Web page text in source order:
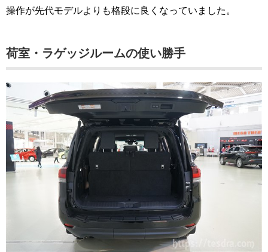
操作が先代モデルよりも格段に良くなっていました。
荷室・ラゲッジルームの使い勝手